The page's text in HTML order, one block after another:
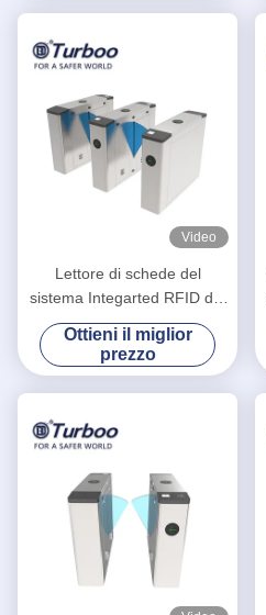
Video
Lettore di schede del
sistema Integarted RFID del
controllo di accesso del
portone della barriera della
falda ed analizzatore di QR
Ottieni il miglior
prezzo